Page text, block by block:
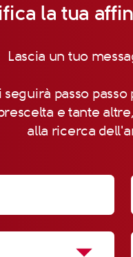
la tua
Lascia un tuo
seguirà passo
e tante
alla ricerca